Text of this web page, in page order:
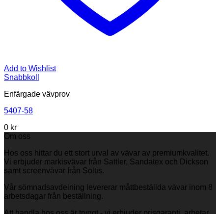
Add to Wishlist
Snabbkoll
Enfärgade vävprov
5407-58
0 kr
Om oss
Hos oss hittar du ett stort urval av vävar av premiumkvalitet.
Vi erbjuder markisvävar från Sattler, Sandatex och Dickson
samt screenvävar från Soltis.
Vår sömnadsavdelning levererar måttbeställda vävar inom 8
arbetsdagar från beställning.